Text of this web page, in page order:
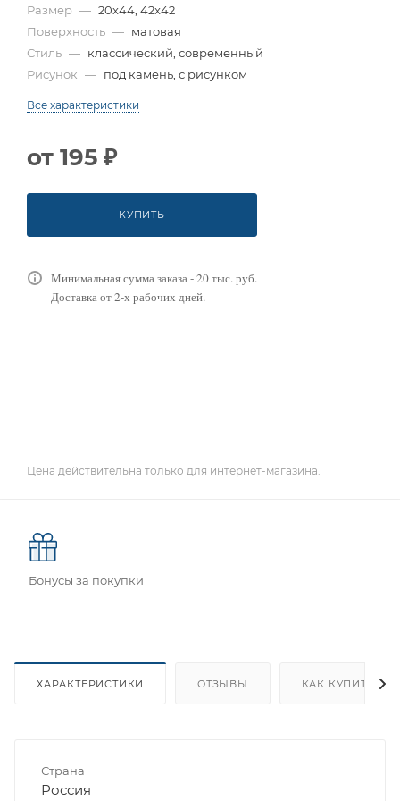
Размер — 20x44, 42x42
Поверхность — матовая
Стиль — классический, современный
Рисунок — под камень, с рисунком
Все характеристики
от 195 ₽
КУПИТЬ
Минимальная сумма заказа - 20 тыс. руб.
Доставка от 2-х рабочих дней.
Цена действительна только для интернет-магазина.
Бонусы за покупки
ХАРАКТЕРИСТИКИ ОТЗЫВЫ КАК КУПИТЬ
Страна
Россия